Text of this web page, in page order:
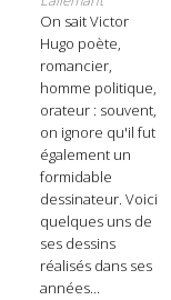
On sait Victor
Hugo poète,
romancier,
homme politique,
orateur : souvent,
on ignore qu'il fut
également un
formidable
dessinateur. Voici
quelques uns de
ses dessins
réalisés dans ses
années...